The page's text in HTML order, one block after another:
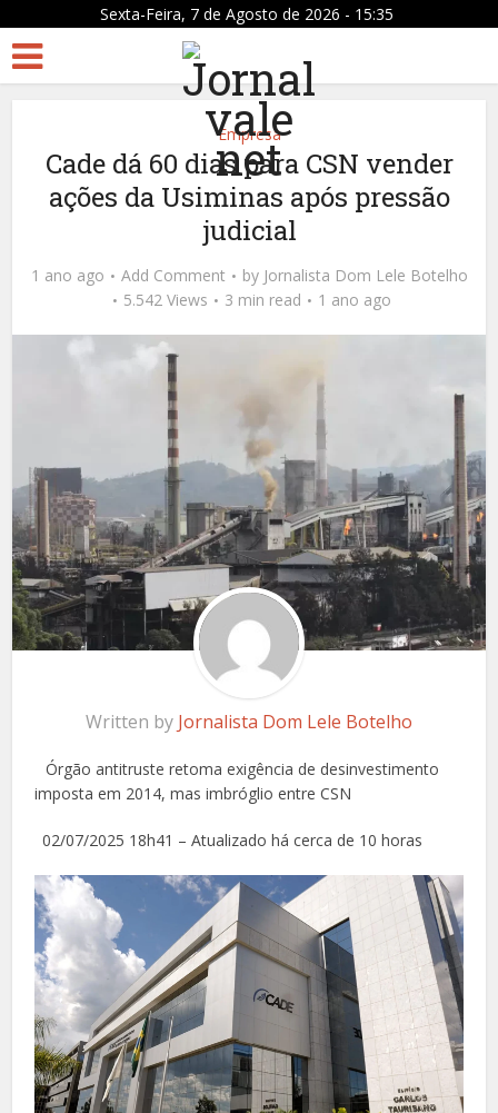
Sexta-Feira, 7 de Agosto de 2026 - 15:35
Empresa
Cade dá 60 dias para CSN vender
ações da Usiminas após pressão
judicial
1 ano ago Add Comment by Jornalista Dom Lele Botelho
5.542 Views
3 min read 1 ano ago
Written by Jornalista Dom Lele Botelho
Órgão antitruste retoma exigência de desinvestimento
imposta em 2014, mas imbróglio entre CSN
02/07/2025 18h41 – Atualizado há cerca de 10 horas